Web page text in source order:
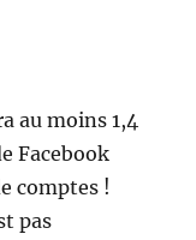
au moins 1,4
Facebook
comptes !
pas